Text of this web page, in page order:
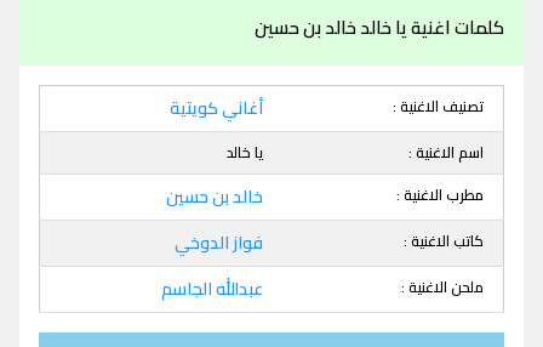
كلمات اغنية يا خالد خالد بن حسين
تصنيف الاغنية : أغاني كويتية
اسم الاغنية :
يا خالد
مطرب الاغنية :
خالد بن حسين
كاتب الاغنية : فواز الدوخي
ملحن الاغنية : عبدالله الجاسم